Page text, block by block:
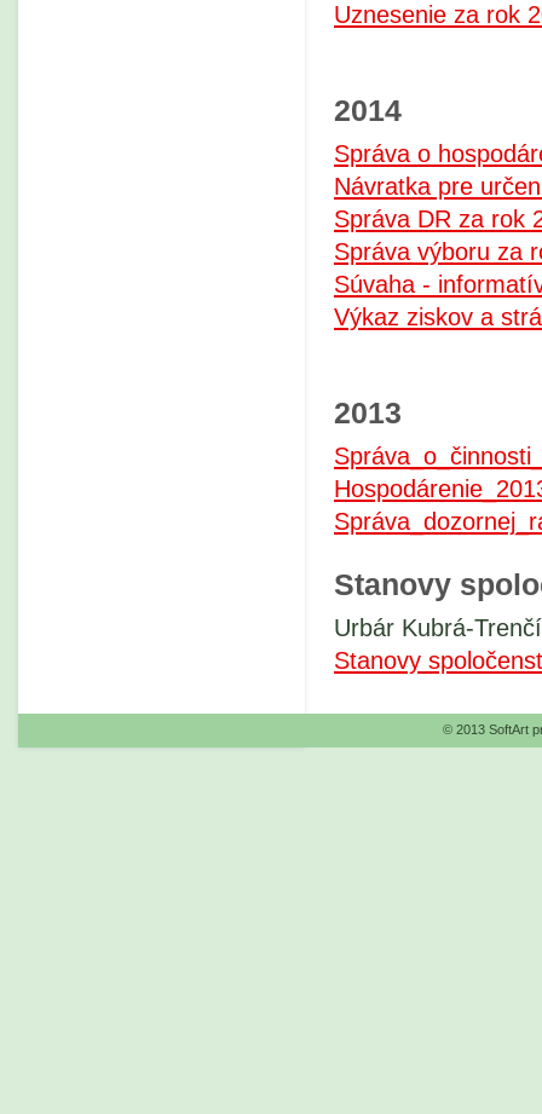
Uznesenie za rok
2014
Správa o
Návratka pre
Správa DR za rok
Správa výboru za
Súvaha -
Výkaz ziskov a
2013
Stanovy
Urbár Kubrá-
Stanovy
© 2013 SoftArt